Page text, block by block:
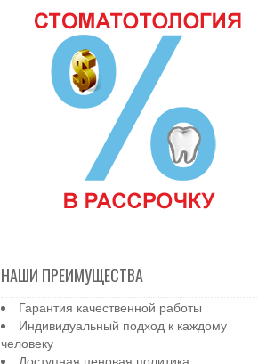
НАШИ ПРЕИМУЩЕСТВА
Гарантия качественной работы
Индивидуальный подход к каждому
человеку
Доступная ценовая политика